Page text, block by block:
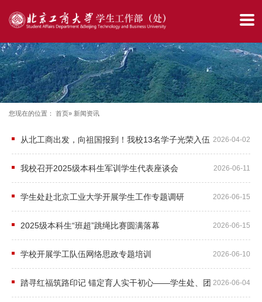
网
首
页
部
简
政
学
您现在的位置： 首页» 新闻资讯
2026-04-02
从北工商出发，向祖国报到！我校13名学子光荣入伍
2026-06-11
我校召开2025级本科生军训学生代表座谈会
2026-06-15
​学生处赴北京工业大学开展学生工作专题调研
2026-06-15
2025级本科生“班超”跳绳比赛圆满落幕
2026-06-10
学校开展学工队伍网络思政专题培训
2026-06-04
踏寻红福筑路印记 锚定育人实干初心——学生处、团
委党支部赴 “红福路” 党员教育实践基地开展联合主题